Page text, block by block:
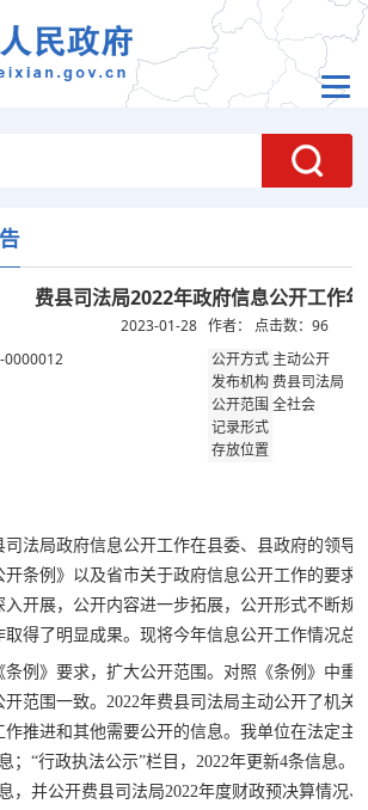
费县司法局2022年政府信息公开工作
2023-01-28 作者： 点击数：96
0000012 公开方式 主动公开
发布机构 费县司法局
公开范围全社会
记录形式
存放位置
司法局政府信息公开工作在县委、县政府的领导
开条例》以及省市关于政府信息公开工作的要求
入开展，公开内容进一步拓展，公开形式不断规
取得了明显成果。现将今年信息公开工作情况总
条例》要求，扩大公开范围。对照《条例》中重
开范围一致。2022年费县司法局主动公开了机关
推进和其他需要公开的信息。我单位在法定主
；“行政执法公示”栏目，2022年更新4条信息。
，并公开费县司法局2022年度财政预决算情况